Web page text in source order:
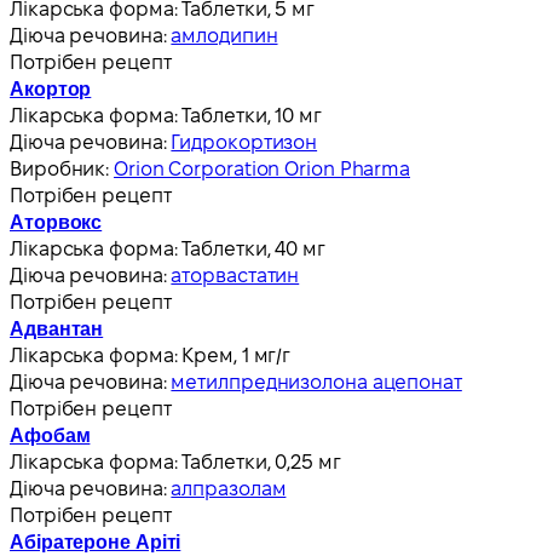
Лікарська форма:Таблетки, 5 мг
Діюча речовина:амлодипин
Потрібен рецепт
Акортор
Лікарська форма:Таблетки, 10 мг
Діюча речовина: Гидрокортизон
Виробник:Orion Corporation Orion Pharma
Потрібен рецепт
Аторвокс
Лікарська форма:Таблетки, 40 мг
Діюча речовина:аторвастатин
Потрібен рецепт
Адвантан
Лікарська форма: Крем, 1 мг/г
Діюча речовина: метилпреднизолона ацепонат
Потрібен рецепт
Афобам
Лікарська форма:Таблетки, 0,25 мг
Діюча речовина:алпразолам
Потрібен рецепт
Абіратероне Аріті